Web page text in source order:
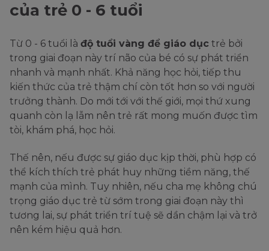
của trẻ 0 - 6 tuổi
Từ 0 - 6 tuổi là độ tuổi vàng để giáo dục trẻ bởi
trong giai đoạn này trí não của bé có sự phát triển
nhanh và mạnh nhất. Khả năng học hỏi, tiếp thu
kiến thức của trẻ thậm chí còn tốt hơn so với người
trưởng thành. Do mới tới với thế giới, mọi thứ xung
quanh còn lạ lẫm nên trẻ rất mong muốn được tìm
tòi, khám phá, học hỏi.
Thế nên, nếu được sự giáo dục kịp thời, phù hợp có
thể kích thích trẻ phát huy những tiềm năng, thế
mạnh của mình. Tuy nhiên, nếu cha mẹ không chú
trọng giáo dục trẻ từ sớm trong giai đoạn này thì
tương lai, sự phát triển trí tuệ sẽ dần chậm lại và trở
nên kém hiệu quả hơn.